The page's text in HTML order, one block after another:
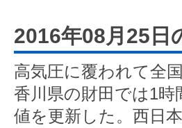
2016年08月25日
高気圧に覆われて全
香川県の財田では1
値を更新した。西日